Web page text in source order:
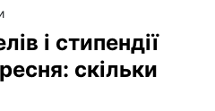
і стипендії
скільки